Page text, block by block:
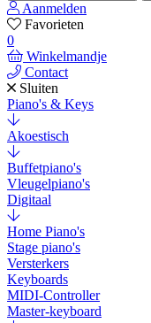
Aanmelden
Favorieten
0
Winkelmandje
Contact
Sluiten
Piano's & Keys
Akoestisch
Buffetpiano's
Vleugelpiano's
Digitaal
Home Piano's
Stage piano's
Versterkers
Keyboards
MIDI-Controller
Master-keyboard